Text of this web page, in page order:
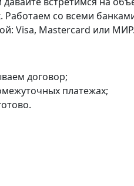
со всеми
Visa, Mastercard или
договор;
платежах;